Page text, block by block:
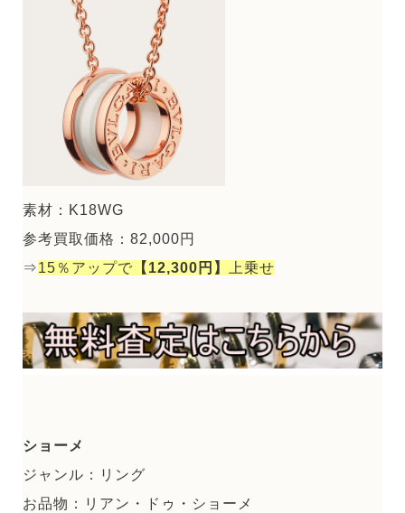
素材：K18WG
参考買取価格：82,000円
⇒15％アップで 【12,300円】 上乗せ
ショーメ
ジャンル：リング
お品物：リアン・ドゥ・ショーメ